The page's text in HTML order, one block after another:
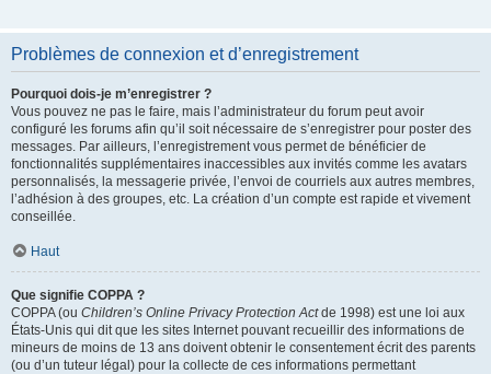
Problèmes de connexion et d’enregistrement
Pourquoi dois-je m’enregistrer ?
Vous pouvez ne pas le faire, mais l’administrateur du forum peut avoir
configuré les forums afin qu’il soit nécessaire de s’enregistrer pour poster des
messages. Par ailleurs, l’enregistrement vous permet de bénéficier de
fonctionnalités supplémentaires inaccessibles aux invités comme les avatars
personnalisés, la messagerie privée, l’envoi de courriels aux autres membres,
l’adhésion à des groupes, etc. La création d’un compte est rapide et vivement
conseillée.
Haut
Que signifie COPPA ?
COPPA (ou Children’s Online Privacy Protection Actde 1998) est une loi aux
États-Unis qui dit que les sites Internet pouvant recueillir des informations de
mineurs de moins de 13 ans doivent obtenir le consentement écrit des parents
(ou d’un tuteur légal) pour la collecte de ces informations permettant